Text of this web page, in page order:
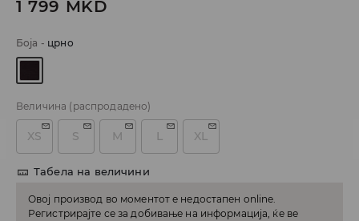
1 799 MKD
Боја - црно
Величина (распродадено)
XS S M L XL
Табела на величини
Овој производ во моментот е недостапен online.
Регистрирајте се за добивање на информација, ќе ве